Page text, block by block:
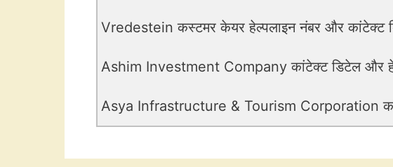
Vredestein कस्टमर केयर हेल्पलाइन नंबर और कांटेक्ट
Ashim Investment Company कांटेक्ट डिटेल और
Asya Infrastructure & Tourism Corporation